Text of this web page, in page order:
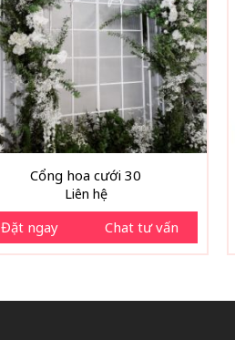
Cổng hoa cưới 30
Liên hệ
Đặt ngay Chat tư vấn